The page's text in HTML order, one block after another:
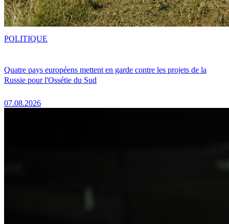
Quatre pays européens mettent en garde contre les projets de la
Russie pour l'Ossétie du Sud
07.08.2026
POLITIQUE